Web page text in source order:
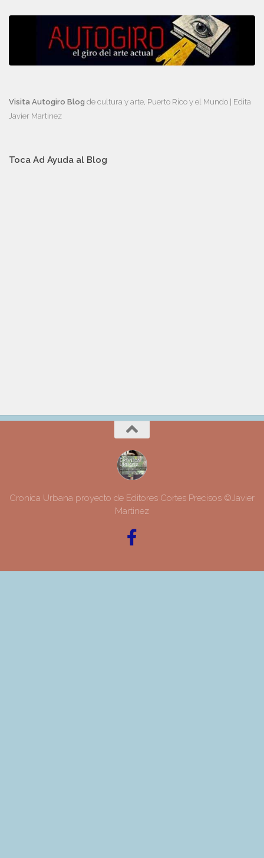
Visita Autogiro Blog de cultura y arte, Puerto Rico y el Mundo | Edita
Javier Martinez
Toca Ad Ayuda al Blog
Cronica Urbana proyecto de Editores Cortes Precisos ©Javier
Martinez